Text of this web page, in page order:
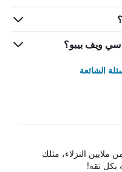
ويف بيبو؟
الشائعة
ملايين النزلاء، مثلك
بكل ثقة!